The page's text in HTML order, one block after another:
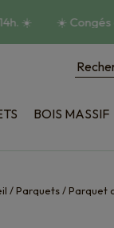
☀️ ☀️Congés
BOIS MASSIF
/Parquets/Parquet